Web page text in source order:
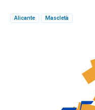
Alicante
Mascletà